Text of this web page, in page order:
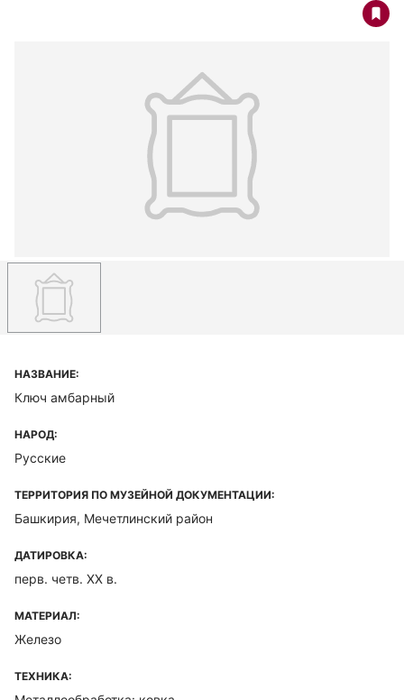
НАЗВАНИЕ:
Ключ амбарный
НАРОД:
Русские
ТЕРРИТОРИЯ ПО МУЗЕЙНОЙ ДОКУМЕНТАЦИИ:
Башкирия, Мечетлинский район
ДАТИРОВКА:
перв. четв. XX в.
МАТЕРИАЛ:
Железо
ТЕХНИКА: